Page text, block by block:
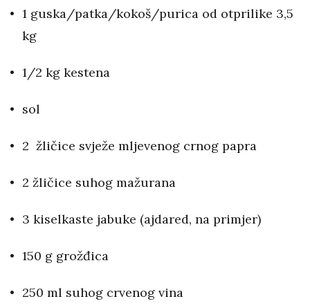
1 guska/patka/kokoš/purica od otprilike 3,5
kg
1/2 kg kestena
sol
2 žličice svježe mljevenog crnog papra
2 žličice suhog mažurana
3 kiselkaste jabuke (ajdared, na primjer)
150 g grožđica
250 ml suhog crvenog vina